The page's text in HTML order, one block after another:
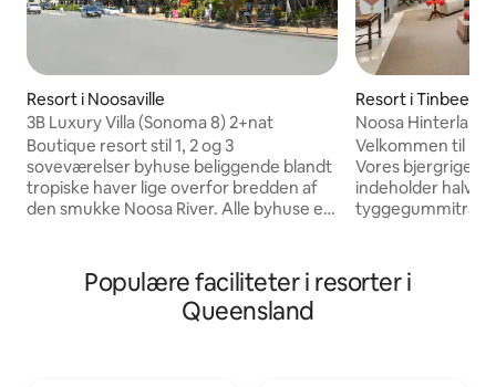
Resort i Noosaville
3B Luxury Villa (Sonoma 8) 2+nat
Boutique resort stil 1, 2 og 3
soveværelser byhuse beliggende blandt
tropiske haver lige overfor bredden af
den smukke Noosa River. Alle byhuse er
gårdhaveområder, smart-tv, Fox Sports,
gratis wi-fi og tøjvask til dit hjem væk fra
Resort i
Noosa
Studio Apt
Velkommen til
Vores bjergrige
indeholder
grønne camellia
med en fejende
Populære faciliteter i resorter i
Queensland